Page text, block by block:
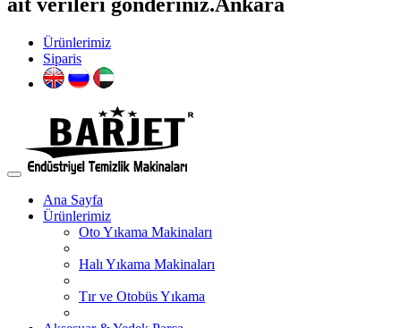
Ürünlerimiz
Siparis
Ana Sayfa
Ürünlerimiz
Oto Yıkama Makinaları
Halı Yıkama Makinaları
Tır ve Otobüs Yıkama